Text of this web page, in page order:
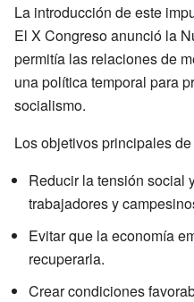
La introducción de este
El X Congreso anunció la
permitía las relaciones de
una política temporal para
socialismo.
Los objetivos principales
Reducir la tensión social
trabajadores y
Evitar que la economía
recuperarla.
Crear condiciones